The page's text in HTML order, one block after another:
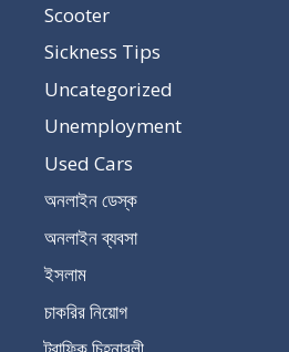
Scooter
Sickness Tips
Uncategorized
Unemployment
Used Cars
অনলাইন ডেস্ক
অনলাইন ব্যবসা
ইসলাম
চাকরির নিয়োগ